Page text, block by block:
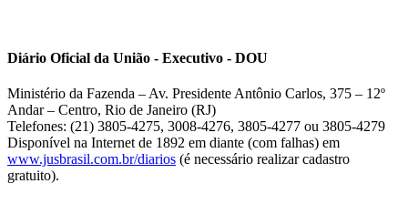
Diário Oficial da União - Executivo - DOU
Ministério da Fazenda – Av. Presidente Antônio Carlos, 375 – 12º
Andar – Centro, Rio de Janeiro (RJ)
Telefones: (21) 3805-4275, 3008-4276, 3805-4277 ou 3805-4279
Disponível na Internet de 1892 em diante (com falhas) em
www.jusbrasil.com.br/diarios (é necessário realizar cadastro
gratuito).